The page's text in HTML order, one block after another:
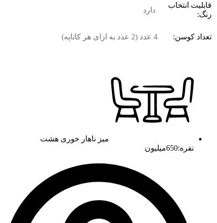
قابلیت انتخاب
رنگ:
دارد
تعداد کوسن: 4 عدد (2 عدد به ازای هر کاناپه)
میز ناهار خوری هشت
نفره:650میلیون